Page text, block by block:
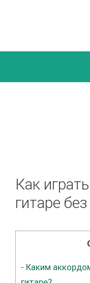
Как
гитаре
- Каким